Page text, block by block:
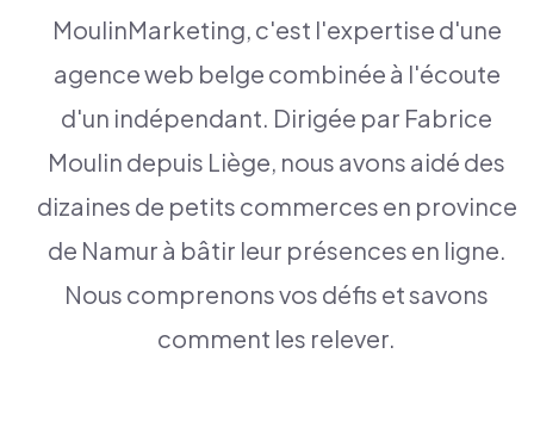
MoulinMarketing, c'est l'expertise d'une
agence web belge combinée à l'écoute
d'un indépendant. Dirigée par Fabrice
Moulin depuis Liège, nous avons aidé des
dizaines de petits commerces en province
de Namur à bâtir leur présences en ligne.
Nous comprenons vos défis et savons
comment les relever.